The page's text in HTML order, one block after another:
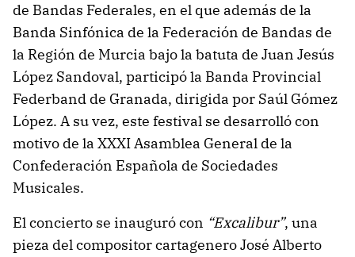
de Bandas Federales, en el que además de la
Banda Sinfónica de la Federación de Bandas de
la Región de Murcia bajo la batuta de Juan Jesús
López Sandoval, participó la Banda Provincial
Federband de Granada, dirigida por Saúl Gómez
López. A su vez, este festival se desarrolló con
motivo de la XXXI Asamblea General de la
Confederación Española de Sociedades
Musicales.
El concierto se inauguró con “Excalibur”, una
pieza del compositor cartagenero José Alberto